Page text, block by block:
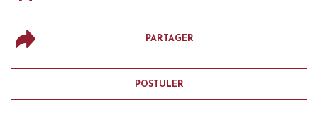
PARTAGER
POSTULER